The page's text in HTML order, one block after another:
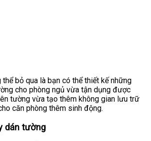
bỏ qua là bạn có thể thiết kế những
cho phòng ngủ vừa tận dụng được
tường vừa tạo thêm không gian lưu trữ
căn phòng thêm sinh động.
dán tường